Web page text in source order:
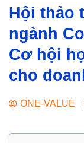
Hội thảo
ngành
Cơ hội
cho
ONE-VALUE